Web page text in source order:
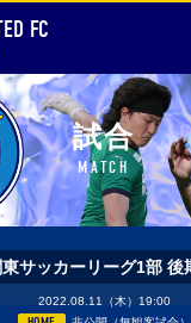
FC
試合
MATCH
サッカーリーグ1部 後
2022.08.11（木）19:00